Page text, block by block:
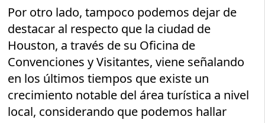
Por otro lado, tampoco podemos dejar de
destacar al respecto que la ciudad de
Houston, a través de su Oficina de
Convenciones y Visitantes, viene señalando
en los últimos tiempos que existe un
crecimiento notable del área turística a nivel
local, considerando que podemos hallar